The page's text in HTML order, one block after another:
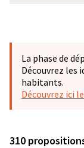
La phase de
Découvrez les
habitants.
Découvrez ici
310